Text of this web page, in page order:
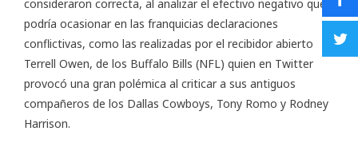
consideraron correcta, al analizar el efectivo negativo que
podría ocasionar en las franquicias declaraciones
conflictivas, como las realizadas por el recibidor abierto
Terrell Owen, de los Buffalo Bills (NFL) quien en Twitter
provocó una gran polémica al criticar a sus antiguos
compañeros de los Dallas Cowboys, Tony Romo y Rodney
Harrison.